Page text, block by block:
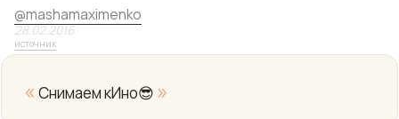
@mashamaximenko
28.02.2016
источник
« Снимаем кИно😎 »